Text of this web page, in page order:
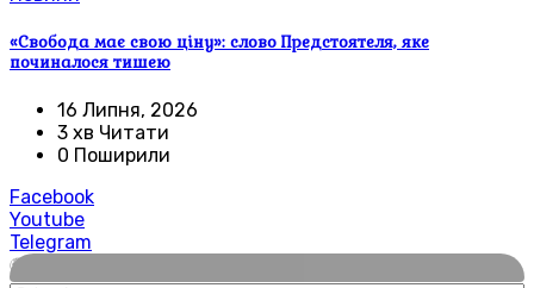
«Свобода має свою ціну»: слово Предстоятеля, яке
починалося тишею
16 Липня, 2026
3 хв Читати
0 Поширили
Facebook
Youtube
Telegram
🌍